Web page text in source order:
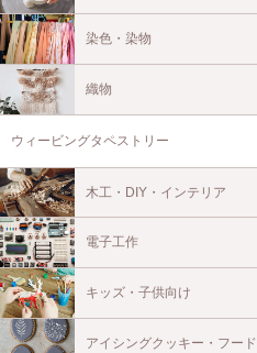
染色・染物
織物
ウィービングタペストリー
木工・DIY・インテリア
電子工作
キッズ・子供向け
アイシングクッキー・フード